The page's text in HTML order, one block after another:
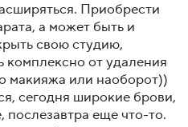
Приобрести
а может быть и
свою студию,
комплексно от удаления
макияжа или наоборот))
сегодня широкие брови,
послезавтра еще что-то.